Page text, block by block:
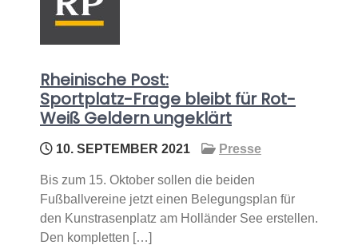
Rheinische Post:
Sportplatz-Frage bleibt für Rot-
Weiß Geldern ungeklärt
10. SEPTEMBER 2021 Presse
Bis zum 15. Oktober sollen die beiden
Fußballvereine jetzt einen Belegungsplan für
den Kunstrasenplatz am Holländer See erstellen.
Den kompletten […]